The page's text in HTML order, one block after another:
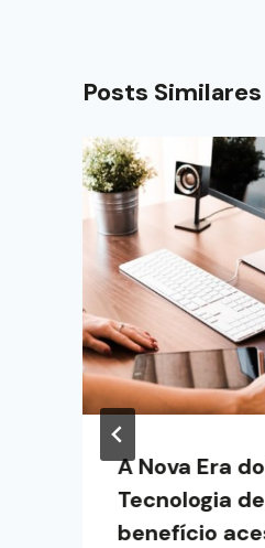
Posts Similares
A Nova Era
Tecnologia
benefício